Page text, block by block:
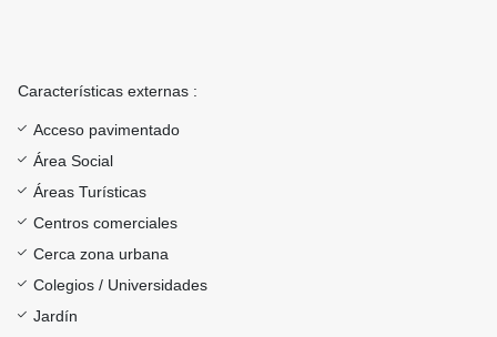
Características externas :
Acceso pavimentado
Área Social
Áreas Turísticas
Centros comerciales
Cerca zona urbana
Colegios / Universidades
Jardín